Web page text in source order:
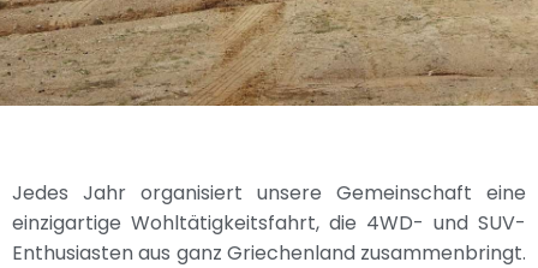
Jedes Jahr organisiert unsere Gemeinschaft eine
einzigartige Wohltätigkeitsfahrt, die 4WD- und SUV-
Enthusiasten aus ganz Griechenland zusammenbringt.